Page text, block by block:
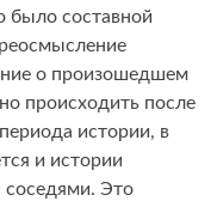
было составной
о произошедшем
происходить после
истории, в
и истории
соседями. Это